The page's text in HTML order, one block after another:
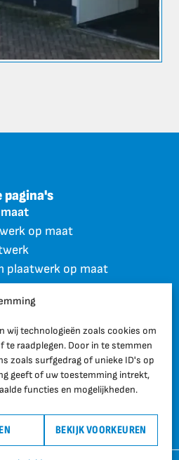
wij technologieën zoals cookies om
te raadplegen. Door in te stemmen
zoals surfgedrag of unieke ID's op
geeft of uw toestemming intrekt,
functies en mogelijkheden.
BEKIJK VOORKEUREN
pagina's
op maat
plaatwerk op maat
maat
zetwerk
op maat